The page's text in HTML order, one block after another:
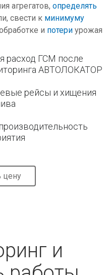
агрегатов, определять
свести к минимуму
и потери урожая
расход ГСМ после
АВТОЛОКАТОР
рейсы и хищения
цену
и